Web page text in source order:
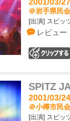
＠岩手県民
[出演] スピッ
レビュー
SPITZ
2001/03/
＠小樽市民
[出演] スピッ